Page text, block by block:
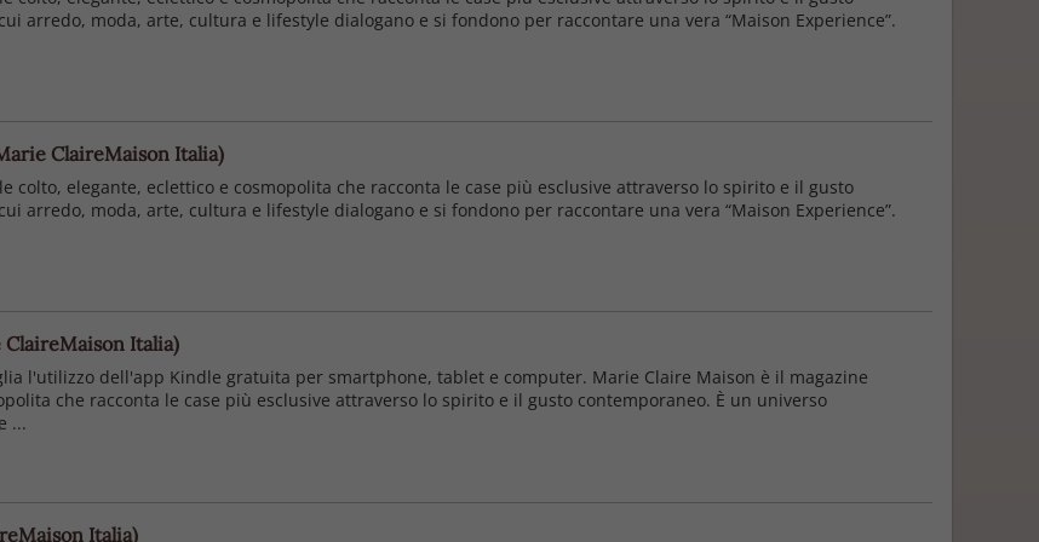
arredo, moda, arte, cultura e lifestyle dialogano e si fondono per raccontare una vera “Maison Experience”.
ClaireMaison Italia)
colto, elegante, eclettico e cosmopolita che racconta le case più esclusive attraverso lo spirito e il gusto
arredo, moda, arte, cultura e lifestyle dialogano e si fondono per raccontare una vera “Maison Experience”.
Italia)
l'utilizzo dell'app Kindle gratuita per smartphone, tablet e computer. Marie Claire Maison è il magazine
che racconta le case più esclusive attraverso lo spirito e il gusto contemporaneo. È un universo
...
Italia)